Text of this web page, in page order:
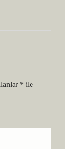
* ile